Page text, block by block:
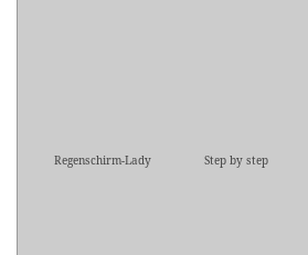
Regenschirm-Lady Step by step